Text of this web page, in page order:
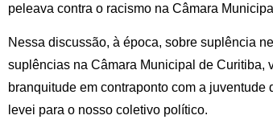
peleava contra o racismo na Câmara
Nessa discussão, à época, sobre suplência
suplências na Câmara Municipal de Curitiba,
branquitude em contraponto com a
levei para o nosso coletivo político.